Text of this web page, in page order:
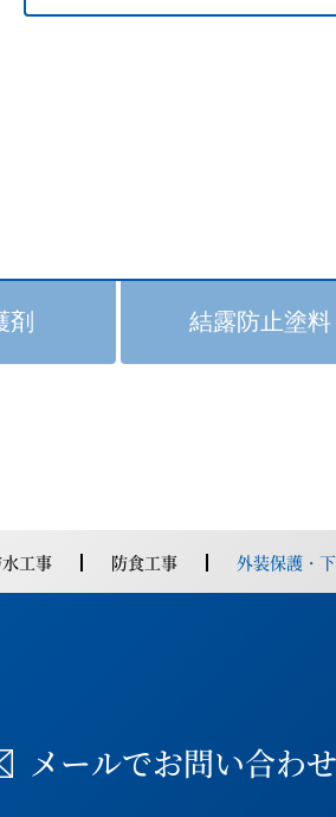
剤 結露防止塗料
工事 防食工事 外装保護・
メールでお問い合わせ